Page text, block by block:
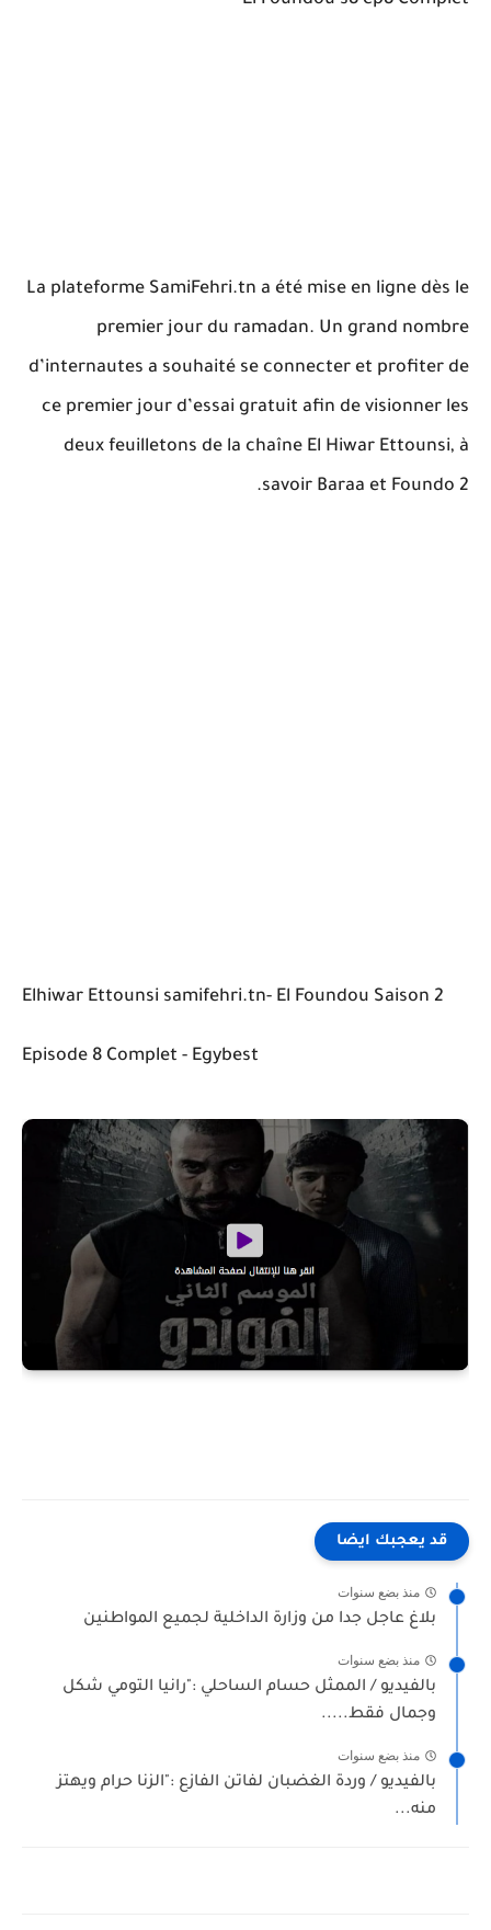
La plateforme SamiFehri.tn a été mise en ligne dès le
premier jour du ramadan. Un grand nombre
d’internautes a souhaité se connecter et profiter de
ce premier jour d’essai gratuit afin de visionner les
deux feuilletons de la chaîne El Hiwar Ettounsi, à
savoir Baraa et Foundo 2.
Elhiwar Ettounsi samifehri.tn- El Foundou Saison 2
Episode 8 Complet - Egybest
قد يعجبك ايضا
منذ بضع سنوات
بلاغ عاجل جدا من وزارة الداخلية لجميع المواطنين
منذ بضع سنوات
بالفيديو / الممثل حسام الساحلي :"رانيا التومي شكل
وجمال فقط.....
منذ بضع سنوات
بالفيديو / وردة الغضبان لفاتن الفازع :"الزنا حرام ويهتز
منه...